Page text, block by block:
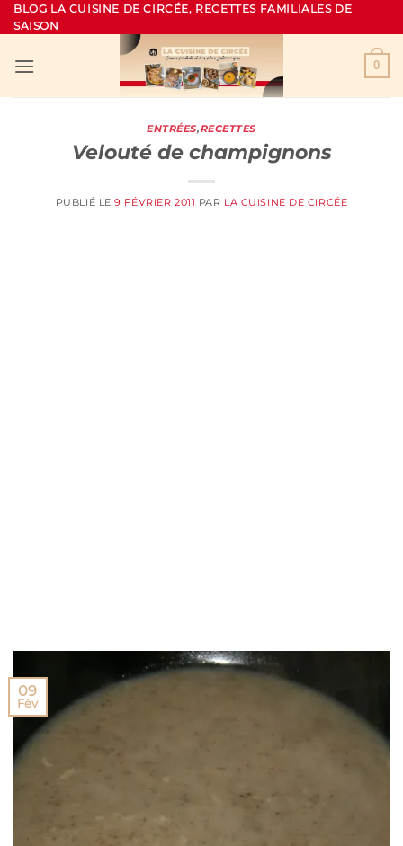
Passer
au
BLOG LA CUISINE DE CIRCÉE, RECETTES FAMILIALES DE
SAISON
0
ENTRÉES,RECETTES
Velouté de champignons
PUBLIÉ LE9 FÉVRIER 2011 PAR LA CUISINE DE CIRCÉE
09
Fév